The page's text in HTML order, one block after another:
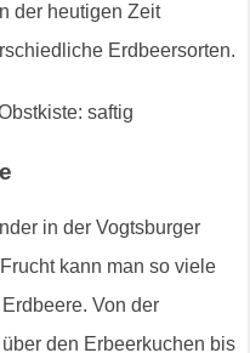
der heutigen Zeit
Erdbeersorten.
in der Vogtsburger
kann man so viele
Von der
den Erbeerkuchen bis